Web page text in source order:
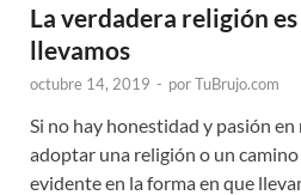
La verdadera religión
llevamos
octubre 14, 2019 - porTuBrujo.com
Si no hay honestidad y pasión
adoptar una religión o un
evidente en la forma en que